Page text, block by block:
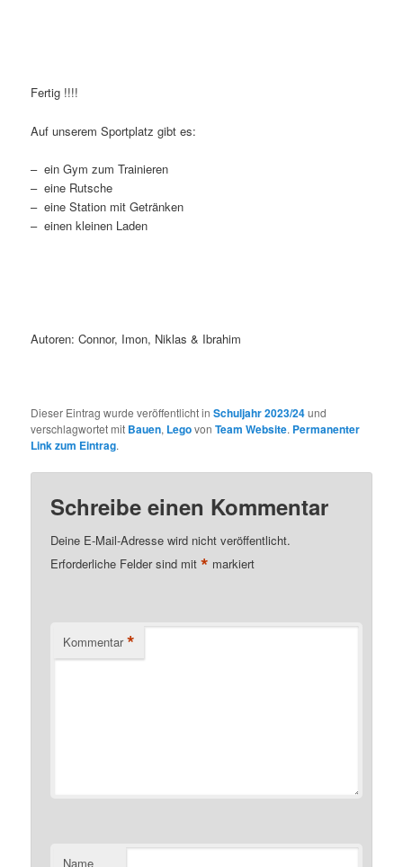
Fertig !!!!
Auf unserem Sportplatz gibt es:
– ein Gym zum Trainieren
– eine Rutsche
– eine Station mit Getränken
– einen kleinen Laden
Autoren: Connor, Imon, Niklas & Ibrahim
Dieser Eintrag wurde veröffentlicht inSchuljahr 2023/24und
verschlagwortet mit Bauen, LegovonTeam Website. Permanenter
Link zum Eintrag.
Schreibe einen Kommentar
Deine E-Mail-Adresse wird nicht veröffentlicht.
Erforderliche Felder sind mit* markiert
Kommentar *
Name